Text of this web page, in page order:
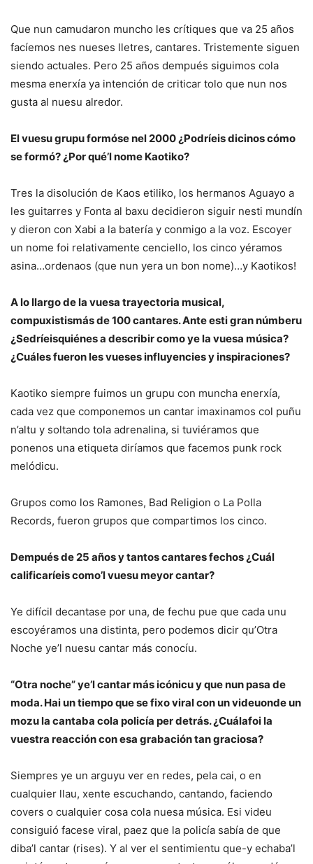
Que nun camudaron muncho les crítiques que va 25 años
facíemos nes nueses lletres, cantares. Tristemente siguen
siendo actuales. Pero 25 años dempués siguimos cola
mesma enerxía ya intención de criticar tolo que nun nos
gusta al nuesu alredor.
El vuesu grupu formóse nel 2000 ¿Podríeis dicinos cómo
se formó? ¿Por qué’l nome Kaotiko?
Tres la disolución de Kaos etiliko, los hermanos Aguayo a
les guitarres y Fonta al baxu decidieron siguir nesti mundín
y dieron con Xabi a la batería y conmigo a la voz. Escoyer
un nome foi relativamente cenciello, los cinco yéramos
asina…ordenaos (que nun yera un bon nome)…y Kaotikos!
A lo llargo de la vuesa trayectoria musical,
compuxistismás de 100 cantares. Ante esti gran númberu
¿Sedríeisquiénes a describir como ye la vuesa música?
¿Cuáles fueron les vueses influyencies y inspiraciones?
Kaotiko siempre fuimos un grupu con muncha enerxía,
cada vez que componemos un cantar imaxinamos col puñu
n’altu y soltando tola adrenalina, si tuviéramos que
ponenos una etiqueta diríamos que facemos punk rock
melódicu.
Grupos como los Ramones, Bad Religion o La Polla
Records, fueron grupos que compartimos los cinco.
Dempués de 25 años y tantos cantares fechos ¿Cuál
calificaríeis como’l vuesu meyor cantar?
Ye difícil decantase por una, de fechu pue que cada unu
escoyéramos una distinta, pero podemos dicir qu’Otra
Noche ye’l nuesu cantar más conocíu.
“Otra noche” ye’l cantar más icónicu y que nun pasa de
moda. Hai un tiempo que se fixo viral con un videuonde un
mozu la cantaba cola policía per detrás. ¿Cuálafoi la
vuestra reacción con esa grabación tan graciosa?
Siempres ye un arguyu ver en redes, pela cai, o en
cualquier llau, xente escuchando, cantando, faciendo
covers o cualquier cosa cola nuesa música. Esi videu
consiguió facese viral, paez que la policía sabía de que
diba’l cantar (rises). Y al ver el sentimientu que-y echaba’l